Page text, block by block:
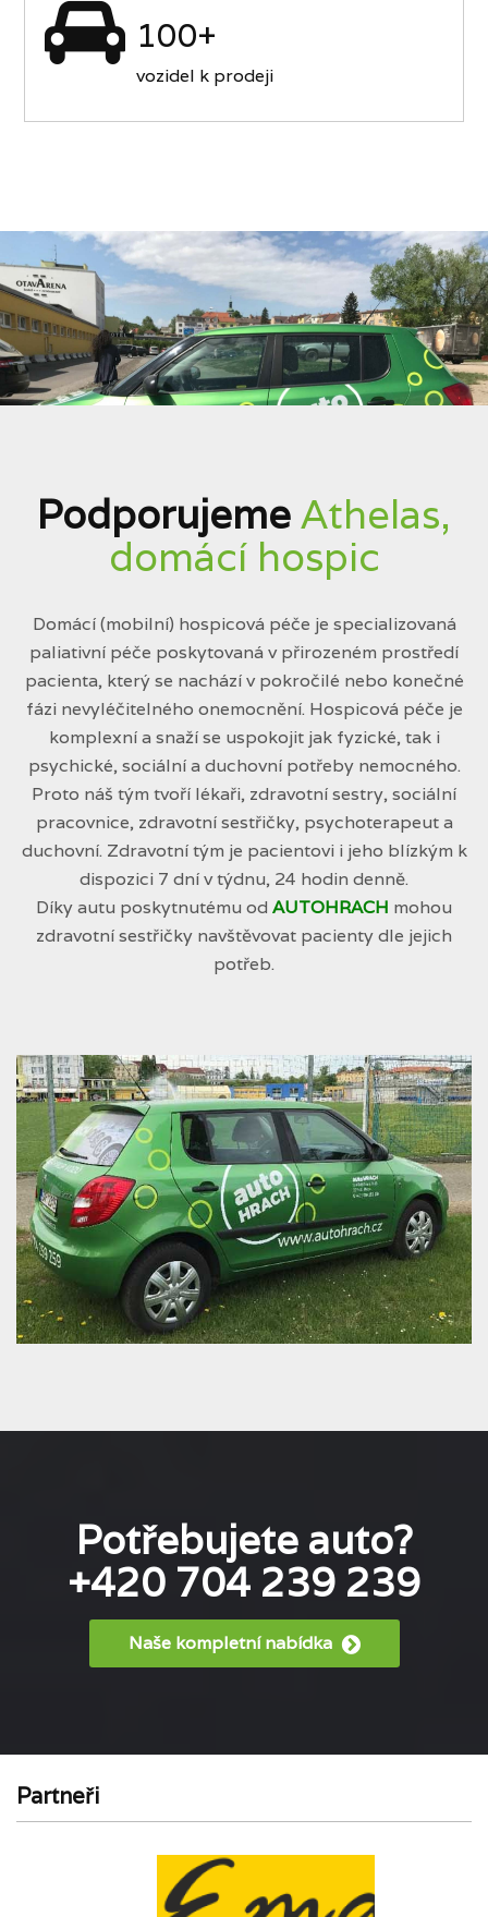
100+
vozidel k prodeji
PodporujemeAthelas,
domácí hospic
Domácí (mobilní) hospicová péče je specializovaná
paliativní péče poskytovaná v přirozeném prostředí
pacienta, který se nachází v pokročilé nebo konečné
fázi nevyléčitelného onemocnění. Hospicová péče je
komplexní a snaží se uspokojit jak fyzické, tak i
psychické, sociální a duchovní potřeby nemocného.
Proto náš tým tvoří lékaři, zdravotní sestry, sociální
pracovnice, zdravotní sestřičky, psychoterapeut a
duchovní. Zdravotní tým je pacientovi i jeho blízkým k
dispozici 7 dní v týdnu, 24 hodin denně.
Díky autu poskytnutému od AUTOHRACH mohou
zdravotní sestřičky navštěvovat pacienty dle jejich
potřeb.
Potřebujete auto?
+420 704 239 239
Naše kompletní nabídka
Partneři